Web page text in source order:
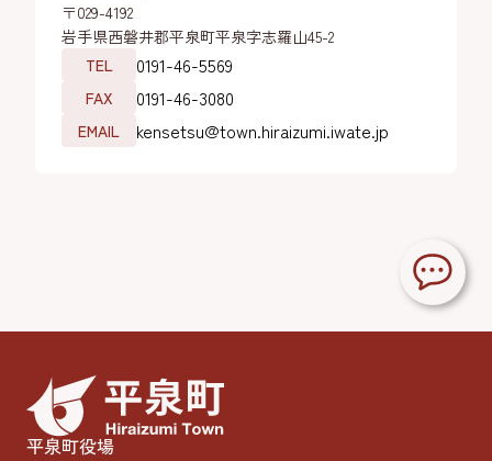
〒029-4192
岩手県西磐井郡平泉町平泉字志羅山45-2
TEL
0191-46-5569
FAX 0191-46-3080
EMAIL kensetsu@town.hiraizumi.iwate.jp
平泉町役場